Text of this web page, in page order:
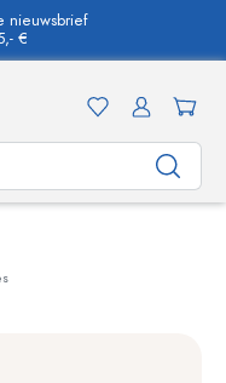
nieuwsbrief
€